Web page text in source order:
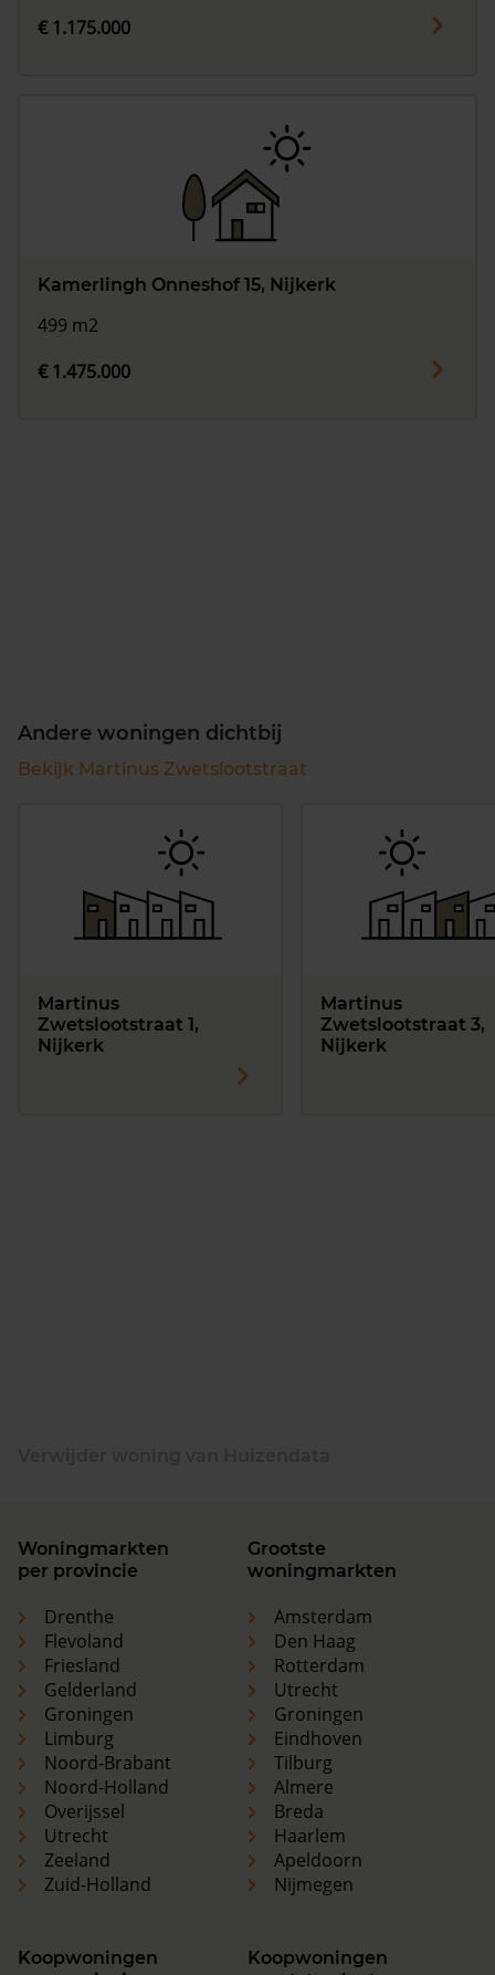
€ 1.175.000
Kamerlingh Onneshof 15, Nijkerk
499 m2
€ 1.475.000
Andere woningen dichtbij
Bekijk Martinus Zwetslootstraat
Martinus
Zwetslootstraat 1,
Nijkerk
Martinus
Zwetslootstraat 3,
Nijkerk
Woningmarkten
per provincie
Drenthe
Flevoland
Friesland
Gelderland
Groningen
Limburg
Noord-Brabant
Noord-Holland
Overijssel
Utrecht
Zeeland
Zuid-Holland
Grootste
woningmarkten
Amsterdam
Den Haag
Rotterdam
Utrecht
Groningen
Eindhoven
Tilburg
Almere
Breda
Haarlem
Apeldoorn
Nijmegen
Koopwoningen
Koopwoningen